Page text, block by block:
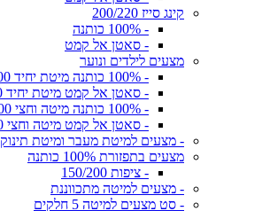
קינג סייז 200/220
- 100% כותנה
- סאטן אל קמט
מצעים לילדים ונוער
- 100% כותנה מיטת יחיד 90/200
- סאטן אל קמט מיטת יחיד 90/200
- 100% כותנה מיטה וחצי 120/200
- סאטן אל קמט מיטה וחצי 120/200
- מצעים למיטת מעבר ומיטת תינוק
מצעים בתפזורת 100% כותנה
- ציפות 150/200
- מצעים למיטה מתכווננת
- סט מצעים למיטה 5 חלקים